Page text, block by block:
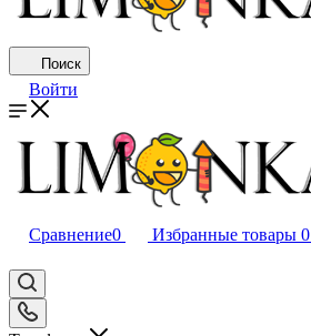
Поиск
Войти
Сравнение0 Избранные товары 0